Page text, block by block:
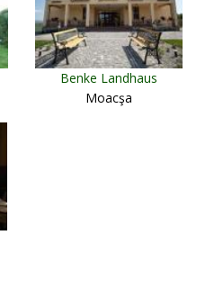
Benke Landhaus
Moacşa